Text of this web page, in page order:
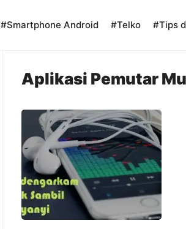
#Smartphone Android #Telko #Tips
Aplikasi Pemutar